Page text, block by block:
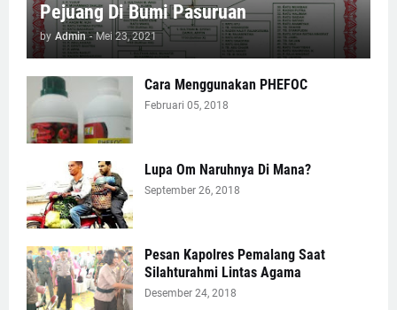
Pejuang Di Bumi Pasuruan
by Admin - Mei 23, 2021
Cara Menggunakan PHEFOC
Februari 05, 2018
Lupa Om Naruhnya Di Mana?
September 26, 2018
Pesan Kapolres Pemalang Saat
Silahturahmi Lintas Agama
Desember 24, 2018